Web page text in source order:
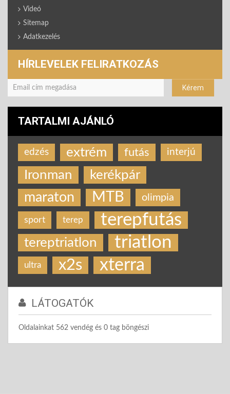
Videó
Sitemap
Adatkezelés
HÍRLEVELEK FELIRATKOZÁS
TARTALMI AJÁNLÓ
edzés extrém futás interjú
Ironman kerékpár
maraton MTB olimpia
sport terep terepfutás
tereptriatlon triatlon
ultra x2s xterra
LÁTOGATÓK
Oldalainkat 562 vendég és 0 tag böngészi